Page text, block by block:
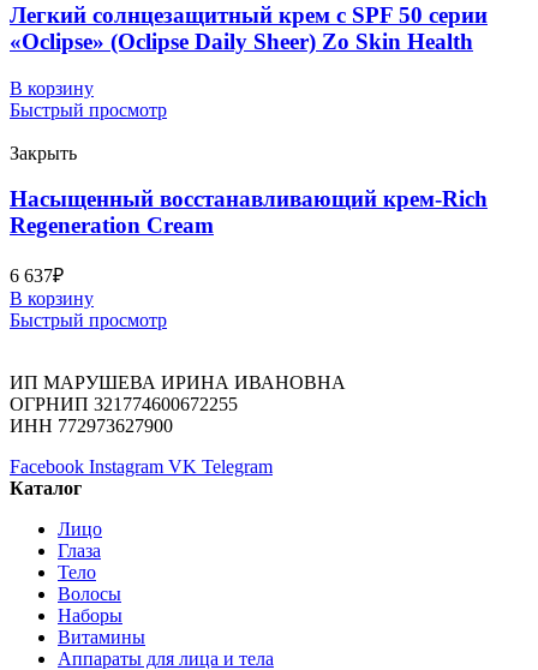
Легкий солнцезащитный крем с SPF 50 серии
«Oclipse» (Oclipse Daily Sheer) Zo Skin Health
В корзину
Быстрый просмотр
Закрыть
Насыщенный восстанавливающий крем-Rich
Regeneration Cream
6 637₽
В корзину
Быстрый просмотр
ИП МАРУШЕВА ИРИНА ИВАНОВНА
ОГРНИП 321774600672255
ИНН 772973627900
Facebook Instagram VK Telegram
Каталог
Лицо
Глаза
Тело
Волосы
Наборы
Витамины
Аппараты для лица и тела